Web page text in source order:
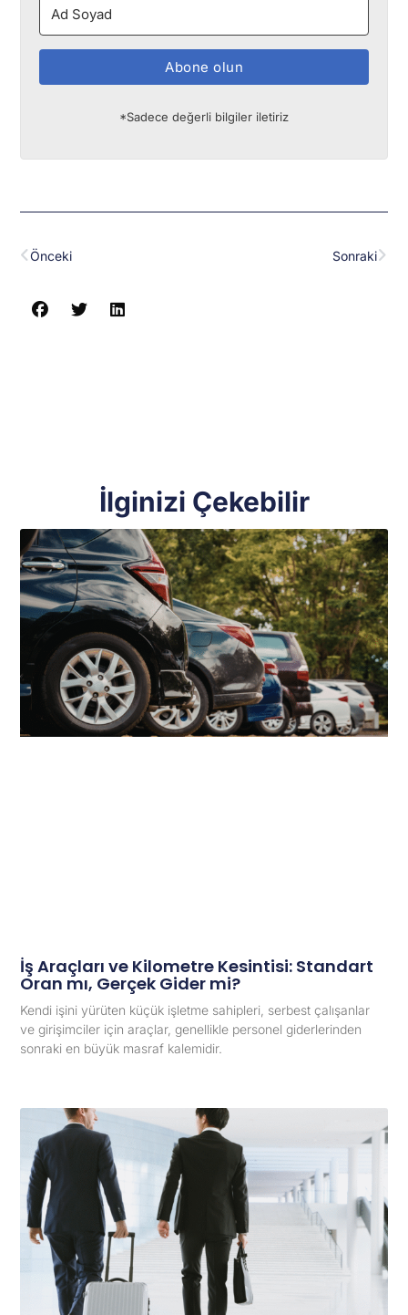
Abone olun
*Sadece değerli bilgiler iletiriz
Önceki Sonraki
İlginizi Çekebilir
İş Araçları ve Kilometre Kesintisi: Standart
Oran mı, Gerçek Gider mi?
Kendi işini yürüten küçük işletme sahipleri, serbest çalışanlar
ve girişimciler için araçlar, genellikle personel giderlerinden
sonraki en büyük masraf kalemidir.